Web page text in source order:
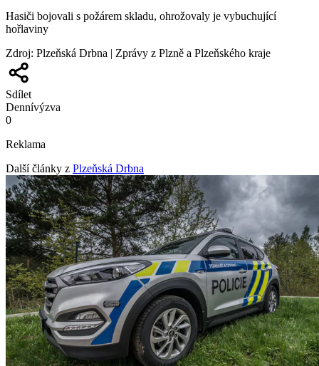
Hasiči bojovali s požárem skladu, ohrožovaly je vybuchující
hořlaviny
Zdroj: Plzeňská Drbna | Zprávy z Plzně a Plzeňského kraje
Sdílet
Dennívýzva
0
Reklama
Další články z Plzeňská Drbna